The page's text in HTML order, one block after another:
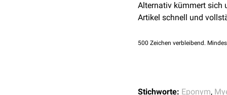
Alternativ kümmert sich
Artikel schnell und
500 Zeichen verbleibend.
Stichworte: Eponym,